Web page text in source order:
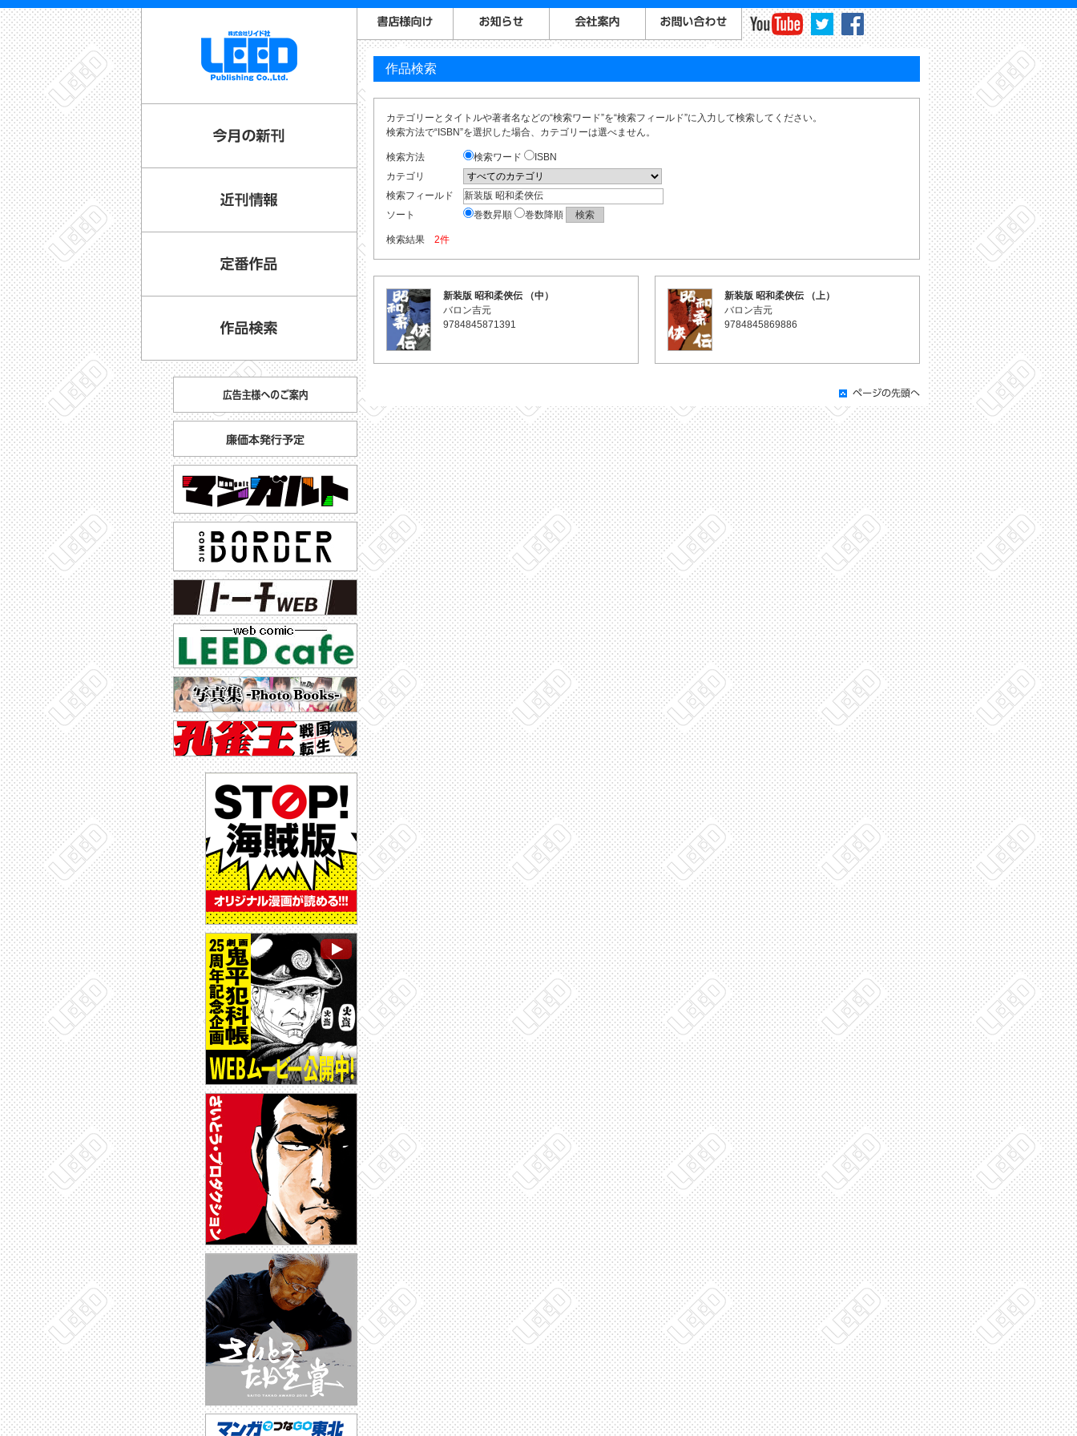
作品検索
カテゴリーとタイトルや著者名などの“検索ワード”を“検索フィールド”に入力して検索してください。
検索方法で“ISBN”を選択した場合、カテゴリーは選べません。
検索方法 検索ワード
ISBN
カテゴリ
検索フィールド
ソート
巻数昇順 巻数降順
検索結果 2件
新装版 昭和柔俠伝 （中）
バロン吉元
9784845871391
新装版 昭和柔俠伝 （上）
バロン吉元
9784845869886